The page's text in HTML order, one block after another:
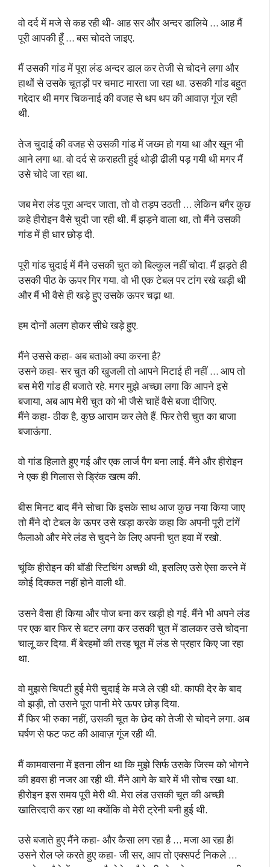
वो दर्द में मजे से कह रही थी- आह सर और अन्दर डालिये … आह मैं
पूरी आपकी हूँ … बस चोदते जाइए.
मैं उसकी गांड में पूरा लंड अन्दर डाल कर तेजी से चोदने लगा और
हाथों से उसके चूतड़ों पर चमाट मारता जा रहा था. उसकी गांड बहुत
गद्देदार थी मगर चिकनाई की वजह से थप थप की आवाज़ गूंज रही
थी.
तेज चुदाई की वजह से उसकी गांड में जख्म हो गया था और खून भी
आने लगा था. वो दर्द से कराहती हुई थोड़ी ढीली पड़ गयी थी मगर मैं
उसे चोदे जा रहा था.
जब मेरा लंड पूरा अन्दर जाता, तो वो तड़प उठती … लेकिन बगैर कुछ
कहे हीरोइन वैसे चुदी जा रही थी. मैं झड़ने वाला था, तो मैंने उसकी
गांड में ही धार छोड़ दी.
पूरी गांड चुदाई में मैंने उसकी चुत को बिल्कुल नहीं चोदा. मैं झड़ते ही
उसकी पीठ के ऊपर गिर गया. वो भी एक टेबल पर टांग रखे खड़ी थी
और मैं भी वैसे ही खड़े हुए उसके ऊपर चढ़ा था.
हम दोनों अलग होकर सीधे खड़े हुए.
मैंने उससे कहा- अब बताओ क्या करना है?
उसने कहा- सर चुत की खुजली तो आपने मिटाई ही नहीं … आप तो
बस मेरी गांड ही बजाते रहे. मगर मुझे अच्छा लगा कि आपने इसे
बजाया, अब आप मेरी चुत को भी जैसे चाहें वैसे बजा दीजिए.
मैंने कहा- ठीक है, कुछ आराम कर लेते हैं. फिर तेरी चुत का बाजा
बजाऊंगा.
वो गांड हिलाते हुए गई और एक लार्ज पैग बना लाई. मैंने और हीरोइन
ने एक ही गिलास से ड्रिंक खत्म की.
बीस मिनट बाद मैंने सोचा कि इसके साथ आज कुछ नया किया जाए
तो मैंने दो टेबल के ऊपर उसे खड़ा करके कहा कि अपनी पूरी टांगें
फैलाओ और मेरे लंड से चुदने के लिए अपनी चुत हवा में रखो.
चूंकि हीरोइन की बॉडी स्टिचिंग अच्छी थी, इसलिए उसे ऐसा करने में
कोई दिक्कत नहीं होने वाली थी.
उसने वैसा ही किया और पोज बना कर खड़ी हो गई. मैंने भी अपने लंड
पर एक बार फिर से बटर लगा कर उसकी चुत में डालकर उसे चोदना
चालू कर दिया. मैं बेरहमों की तरह चूत में लंड से प्रहार किए जा रहा
था.
वो मुझसे चिपटी हुई मेरी चुदाई के मजे ले रही थी. काफी देर के बाद
वो झड़ी, तो उसने पूरा पानी मेरे ऊपर छोड़ दिया.
मैं फिर भी रुका नहीं, उसकी चूत के छेद को तेजी से चोदने लगा. अब
घर्षण से फट फट की आवाज़ गूंज रही थी.
मैं कामवासना में इतना लीन था कि मुझे सिर्फ उसके जिस्म को भोगने
की हवस ही नजर आ रही थी. मैंने आगे के बारे में भी सोच रखा था.
हीरोइन इस समय पूरी मेरी थी. मेरा लंड उसकी चूत की अच्छी
खातिरदारी कर रहा था क्योंकि वो मेरी ट्रेनी बनी हुई थी.
उसे बजाते हुए मैंने कहा- और कैसा लग रहा है … मजा आ रहा है!
उसने रोल प्ले करते हुए कहा- जी सर, आप तो एक्सपर्ट निकले …